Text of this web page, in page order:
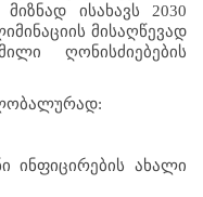
ისახავს 2030
მისაღწევად
ღონისძიებების